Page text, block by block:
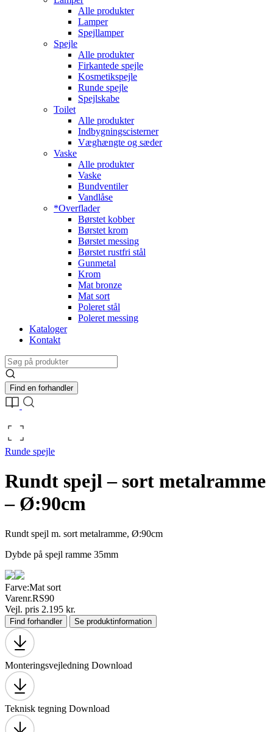
Alle produkter
Lamper
Spejllamper
Spejle
Alle produkter
Firkantede spejle
Kosmetikspejle
Runde spejle
Spejlskabe
Toilet
Alle produkter
Indbygnings­cisterner
Væghængte og sæder
Vaske
Alle produkter
Vaske
Bundventiler
Vandlåse
*Overflader
Børstet kobber
Børstet krom
Børstet messing
Børstet rustfri stål
Gunmetal
Krom
Mat bronze
Mat sort
Poleret stål
Poleret messing
Kataloger
Kontakt
Find en forhandler
Runde spejle
Rundt spejl – sort metalramme
– Ø:90cm
Rundt spejl m. sort metalramme, Ø:90cm
Dybde på spejl ramme 35mm
Farve:Mat sort
Varenr.RS90
Vejl. pris 2.195 kr.
Find forhandler Se produktinformation
Monteringsvejledning Download
Teknisk tegning Download